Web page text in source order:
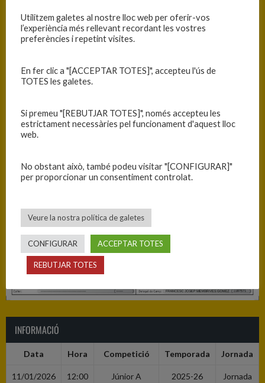
INFORMACIÓ
Data Hora Competició Temporada Jornada
11/01/2026 12:00
Júnior A
2025-26
Jornada
Utilitzem galetes al nostre lloc web per oferir-vos
l’experiència més rellevant recordant les vostres
preferències i repetint visites.
En fer clic a "[ACCEPTAR TOTES]", accepteu l'ús de
TOTES les galetes.
Si premeu "[REBUTJAR TOTES]", només accepteu les
estrictament necessàries pel funcionament d'aquest lloc
web.
No obstant això, també podeu visitar "[CONFIGURAR]"
per proporcionar un consentiment controlat.
Veure la nostra política de galetes
CONFIGURAR ACCEPTAR TOTES
REBUTJAR TOTES